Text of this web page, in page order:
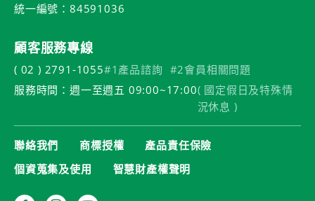
統一編號：84591036
顧客服務專線
( 02 ) 2791-1055#1產品諮詢 #2會員相關問題
服務時間：週一至週五 09:00~17:00( 國定假日及特殊情
況休息 )
聯絡我們 商標授權
產品責任保險
個資蒐集及使用
智慧財產權聲明